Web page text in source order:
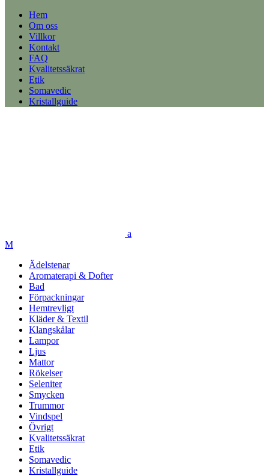
Hem
Om oss
Villkor
Kontakt
FAQ
Kvalitetssäkrat
Etik
Somavedic
Kristallguide
Ädelstenar
Aromaterapi & Dofter
Bad
Förpackningar
Hemtrevligt
Kläder & Textil
Klangskålar
Lampor
Ljus
Mattor
Rökelser
Seleniter
Smycken
Trummor
Vindspel
Övrigt
Kvalitetssäkrat
Etik
Somavedic
Kristallguide